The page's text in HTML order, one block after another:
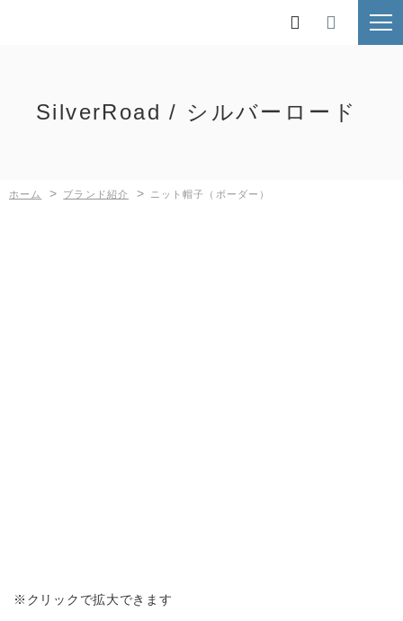
SilverRoad / シルバーロード
ホーム > ブランド紹介 > ニット帽子（ボーダー）
※クリックで拡大できます